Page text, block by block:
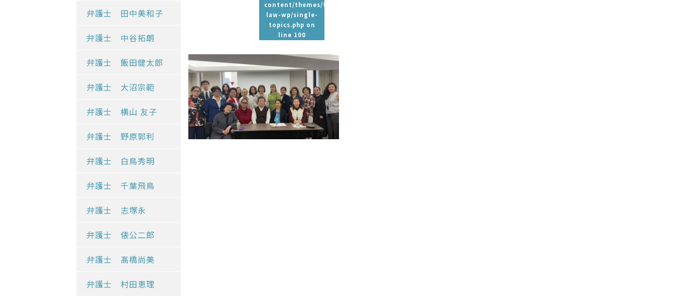
弁護士 田中美和子
弁護士 中谷拓朗
弁護士 飯田健太郎
弁護士 大沼宗範
弁護士 横山 友子
弁護士 野原郭利
弁護士 白鳥秀明
弁護士 千葉飛鳥
弁護士 志塚永
弁護士 俵公二郎
弁護士 髙橋尚美
弁護士 村田恵理
content/themes/tpbc-
law-wp/single-
topics.php on
line 100